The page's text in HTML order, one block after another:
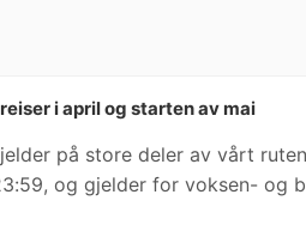
i april og starten av mai
på store deler av vårt
og gjelder for voksen- og